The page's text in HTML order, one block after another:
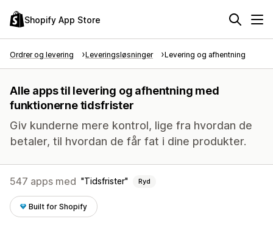
Shopify App Store
Ordrer og levering Leveringsløsninger Levering og afhentning
Alle apps til levering og afhentning med
funktionerne tidsfrister
Giv kunderne mere kontrol, lige fra hvordan de
betaler, til hvordan de får fat i dine produkter.
547 apps med Tidsfrister Ryd
Built for Shopify